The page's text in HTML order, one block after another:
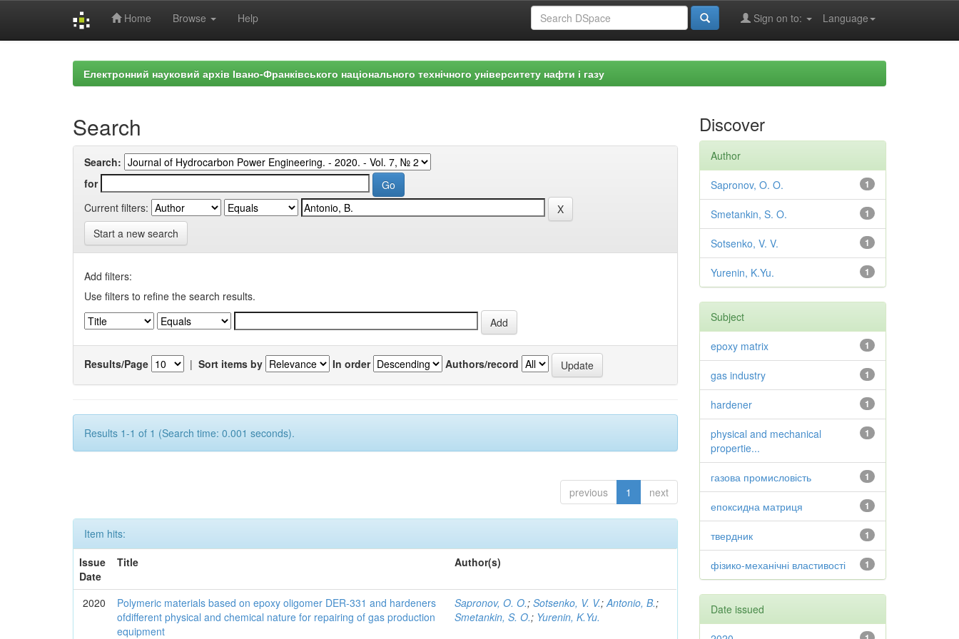
Home Browse Help Language
Sign on to:
Електронний науковий архів Івано-Франківського національного технічного університету нафти і газу
Search
Search:
for
Current filters:
Start a new search
Add filters:
Use filters to refine the search results.
Results/Page | Sort items by In order Authors/record
Results 1-1 of 1 (Search time: 0.001 seconds).
previous 1 next
Item hits:
Issue
Date
Title Author(s)
2020
Polymeric materials based on epoxy oligomer DER-331 and hardeners
ofdifferent physical and chemical nature for repairing of gas production
equipment
Sapronov, O. O.;Sotsenko, V. V.;Antonio, B.;
Smetankin, S. O.; Yurenin, K.Yu.
Discover
Author
1
Sapronov, O. O.
1
Smetankin, S. O.
1
Sotsenko, V. V.
1
Yurenin, K.Yu.
Subject
1
epoxy matrix
1
gas industry
1
hardener
1
physical and mechanical
propertie...
1
газова промисловість
1
епоксидна матриця
1
твердник
1
фізико-механічні властивості
Date issued